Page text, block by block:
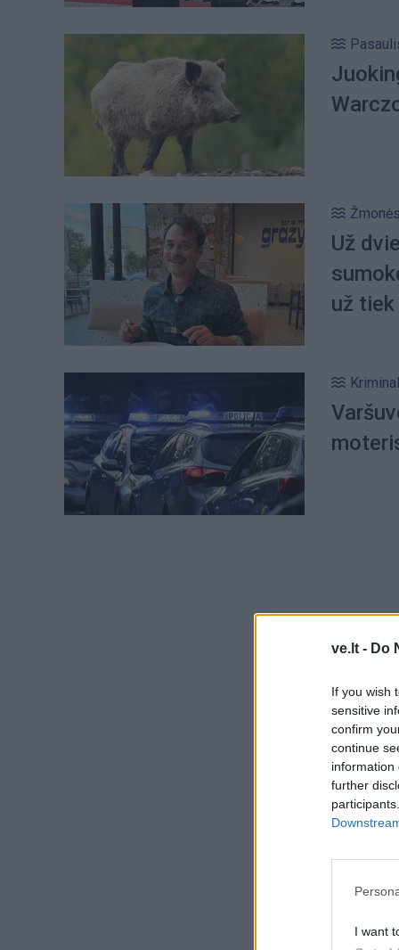
ve.lt - Do
If you wish
sensitive
confirm
continue
information
further
I want
Žmonės
Už
už